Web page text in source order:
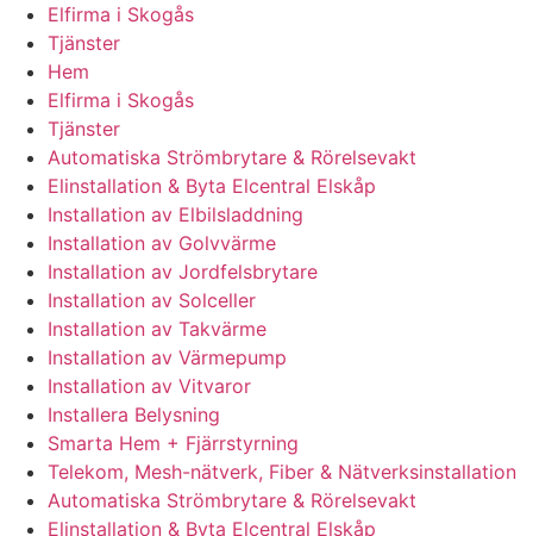
Elfirma i Skogås
Tjänster
Hem
Elfirma i Skogås
Tjänster
Automatiska Strömbrytare & Rörelsevakt
Elinstallation & Byta Elcentral Elskåp
Installation av Elbilsladdning
Installation av Golvvärme
Installation av Jordfelsbrytare
Installation av Solceller
Installation av Takvärme
Installation av Värmepump
Installation av Vitvaror
Installera Belysning
Smarta Hem + Fjärrstyrning
Telekom, Mesh-nätverk, Fiber & Nätverksinstallation
Automatiska Strömbrytare & Rörelsevakt
Elinstallation & Byta Elcentral Elskåp